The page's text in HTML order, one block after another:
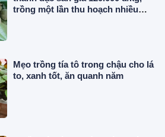
trồng một lần thu hoạch nhiều
Mẹo trồng tía tô trong chậu cho lá
to, xanh tốt, ăn quanh năm